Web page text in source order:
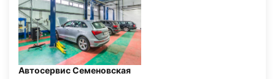
Автосервис Семеновская